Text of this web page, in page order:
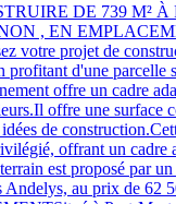
DE 739 M² À
, EN
votre projet de
profitant d'une parcelle
offre un cadre
offre une surface
de
offrant un cadre
est proposé par
Andelys, au prix de 62